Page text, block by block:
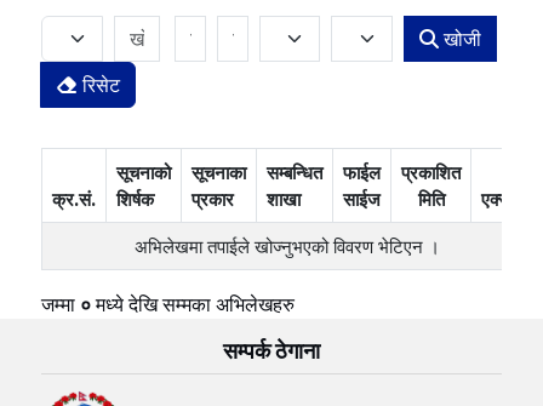
खोजी
रिसेट
क्र.सं.
सूचनाको
शिर्षक
सूचनाका
प्रकार
सम्बन्धित
शाखा
फाईल
साईज
प्रकाशित
मिति
एक्सन
अभिलेखमा तपाईले खोज्‍नुभएको विवरण भेटिएन ।
जम्मा ०मध्येदेखिसम्मका अभिलेखहरु
सम्पर्क ठेगाना